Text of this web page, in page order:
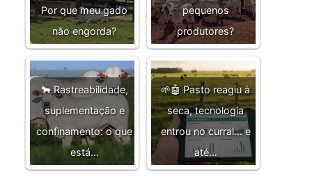
Por que meu gado
não engorda?
pequenos
produtores?
🐂 Rastreabilidade,
suplementação e
confinamento: o que
está…
🌱🤖 Pasto reagiu à
seca, tecnologia
entrou no curral… e
até…